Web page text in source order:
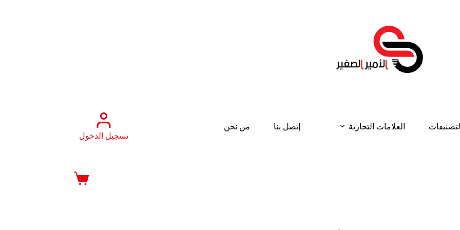
التصنيفات العلامات التجارية إتصل بنا
من نحن
تسجيل الدخول
عربة